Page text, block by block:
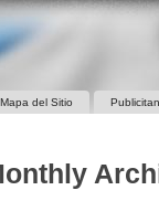
Mapa del Sitio